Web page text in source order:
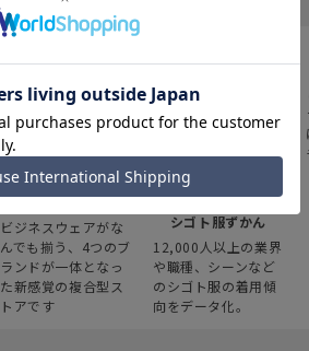
スーツスクエア
ビジネスウェアがな
んでも揃う、4つのブ
ランドが一体となっ
た新感覚の複合型ス
トアです
みんなの
シゴト服ずかん
12,000人以上の業界
や職種、シーンなど
のシゴト服の着用傾
向をデータ化。